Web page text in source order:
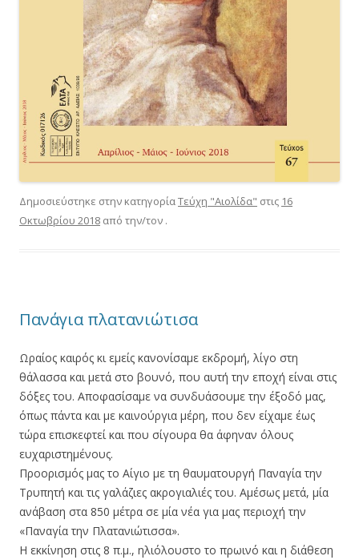
Δημοσιεύστηκε στην κατηγορίαΤεύχη "Αιολίδα" στις 16
Οκτωβρίου 2018 από την/τον .
Πανάγια πλατανιώτισα
Ωραίος καιρός κι εμείς κανονίσαμε εκδρομή, λίγο στη
θάλασσα και μετά στο βουνό, που αυτή την εποχή είναι στις
δόξες του. Αποφασίσαμε να συνδυάσουμε την έξοδό μας,
όπως πάντα και με καινούργια μέρη, που δεν είχαμε έως
τώρα επισκεφτεί και που σίγουρα θα άφηναν όλους
ευχαριστημένους.
Προορισμός μας το Αίγιο με τη θαυματουργή Παναγία την
Τρυπητή και τις γαλάζιες ακρογιαλιές του. Αμέσως μετά, μία
ανάβαση στα 850 μέτρα σε μία νέα για μας περιοχή την
«Παναγία την Πλατανιώτισσα».
Η εκκίνηση στις 8 π.μ., ηλιόλουστο το πρωινό και η διάθεση